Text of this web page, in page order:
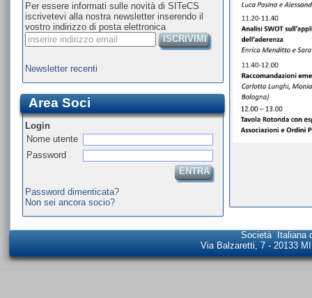
Per essere informati sulle novità di SITeCS
iscrivetevi alla nostra newsletter inserendo il
vostro indirizzo di posta elettronica
ISCRIVIMI
Newsletter recenti
Area Soci
Login
Nome utente
Password
ENTRA
Password dimenticata?
Non sei ancora socio?
Società Italiana
Via Balzaretti, 7 - 20133